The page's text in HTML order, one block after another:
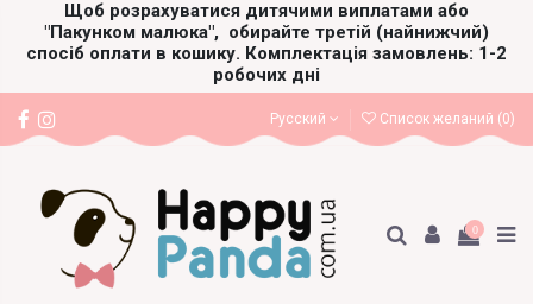
Щоб розрахуватися дитячими виплатами або
"Пакунком малюка", обирайте третій (найнижчий)
спосіб оплати в кошику. Комплектація замовлень: 1-2
робочих дні
Русский Список желаний (0)
0